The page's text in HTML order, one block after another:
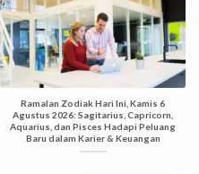
Ramalan Zodiak Hari Ini, Kamis 6
Agustus 2026: Sagitarius, Capricorn,
Aquarius, dan Pisces Hadapi Peluang
Baru dalam Karier & Keuangan